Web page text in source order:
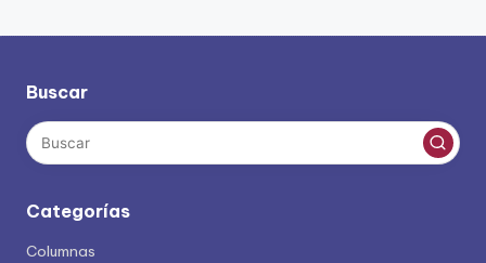
de
Buscar
Categorías
Columnas